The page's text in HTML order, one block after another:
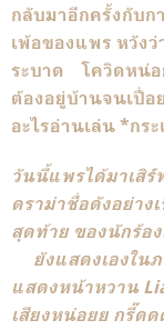
กลับมาอีกครั้งกับก
เพ้อของแพร หวัง
ระบาด โควิดหน่อ
ต้องอยู่บ้านจนเ
อะไรอ่านเล่น *กร
วันนี้แพรได้มาเสิ
ดราม่าชื่อดังอย่
สุดท้าย ของนักร้อ
ยังแสดงเองใน
แสดงหน้าหวาน
เสียงหน่อยย กรี๊ด